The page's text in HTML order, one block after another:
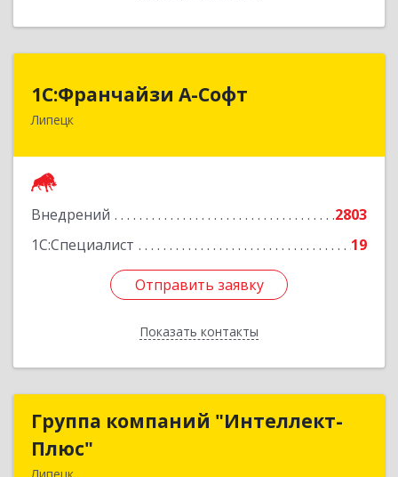
1С:Франчайзи А-Софт
Липецк
Внедрений
2803
1С:Специалист
19
Отправить заявку
Показать контакты
1С:Франчайзи А-Софт
398059, Липецкая обл, Липецк г, Фрунзе ул,
Отправить заявку
Назад
Группа компаний "Интеллект-
Плюс"
Группа компаний "Интеллект-